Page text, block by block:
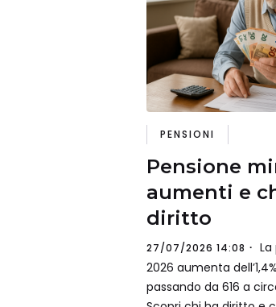
PENSIONI
Pensione
aumenti e
diritto
27/07/2026 14:08
2026 aumenta
passando da 616 a